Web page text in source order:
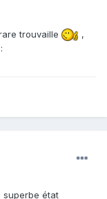
trouvaille
,
superbe état